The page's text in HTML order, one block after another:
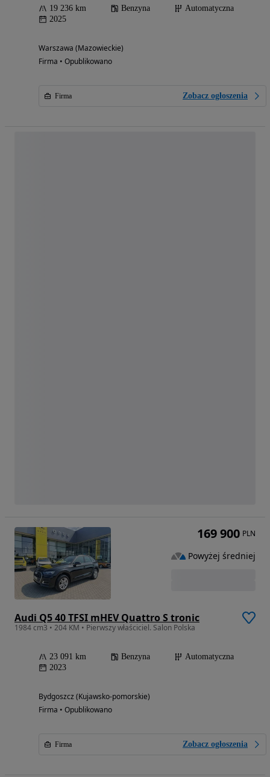
19 236 km Benzyna
Automatyczna
2025
Warszawa (Mazowieckie)
Firma • Opublikowano
Firma Zobacz ogłoszenia
Audi Q5 40 TFSI mHEV Quattro S tronic
1984 cm3 • 204 KM • Pierwszy właściciel. Salon Polska
23 091 km Benzyna
Automatyczna
2023
Bydgoszcz (Kujawsko-pomorskie)
Firma • Opublikowano
Firma Zobacz ogłoszenia
169 900 PLN
Powyżej średniej